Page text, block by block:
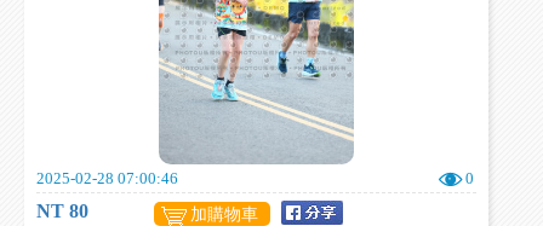
2025-02-28 07:00:46 0
NT 80 加購物車